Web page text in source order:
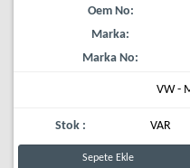
Oem No:
Marka:
Marka No:
VW -
Stok : VAR
Sepete Ekle